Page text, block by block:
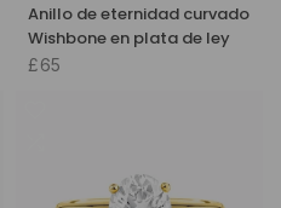
Anillo de eternidad curvado
Wishbone en plata de ley
£65